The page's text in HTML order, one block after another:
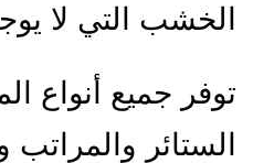
الخشب التي لا
توفر جميع أنواع
الستائر